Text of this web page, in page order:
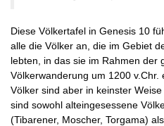
Diese Völkertafel in Genesis 10
alle die Völker an, die im Gebiet
lebten, in das sie im Rahmen der
Völkerwanderung um 1200
Völker sind aber in keinster
sind sowohl alteingesessene
(Tibarener, Moscher, Torgama)